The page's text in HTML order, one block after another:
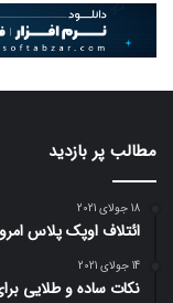
مطالب پر بازدید
18 جولای 2021
ائتلاف اوپک پلاس
14 جولای 2021
نکات ساده و طلایی